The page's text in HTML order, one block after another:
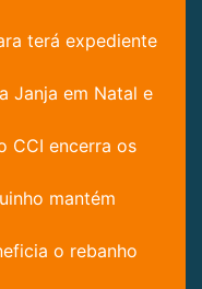
terá expediente
Janja em Natal e
CCI encerra os
mantém
o rebanho